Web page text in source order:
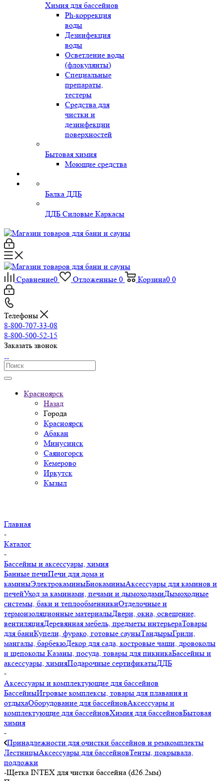
Химия для бассейнов
Ph-коррекция
воды
Дезинфекция
воды
Осветление воды
(флокулянты)
Специальные
препараты,
тестеры
Средства для
чистки и
дезинфекции
поверхностей
Бытовая химия
Моющие средства
Балка ДДБ
ДДБ Силовые Каркасы
Сравнение0 Отложенные 0 Корзина0 0
Телефоны
8-800-707-33-08
8-800-500-52-15
Заказать звонок
Красноярск
Назад
Города
Красноярск
Абакан
Минусинск
Саяногорск
Кемерово
Иркутск
Кызыл
Главная
-
Каталог
-
Бассейны и аксессуары, химия
Банные печиПечи для дома и
каминыЭлектрокаминыБиокаминыАксессуары для каминов и
печейУход за каминами, печами и дымоходамиДымоходные
системы, баки и теплообменникиОтделочные и
термоизоляционные материалыДвери, окна, освещение,
вентиляцияДеревянная мебель, предметы интерьераТовары
для баниКупели, фурако, готовые сауныТандырыГрили,
мангалы, барбекюДекор для сада, костровые чаши, дровоколы
и щепоколы Казаны, посуда, товары для пикникаБассейны и
аксессуары, химияПодарочные сертификатыДДБ
-
Аксессуары и комплектующие для бассейнов
БассейныИгровые комплексы, товары для плавания и
отдыхаОборудование для бассейновАксессуары и
комплектующие для бассейновХимия для бассейновБытовая
химия
-
Принадлежности для очистки бассейнов и ремкомплекты
ЛестницыАксессуары для бассейновТенты, покрывала,
подложки
-Щетка INTEX для чистки бассейна (d26.2мм)